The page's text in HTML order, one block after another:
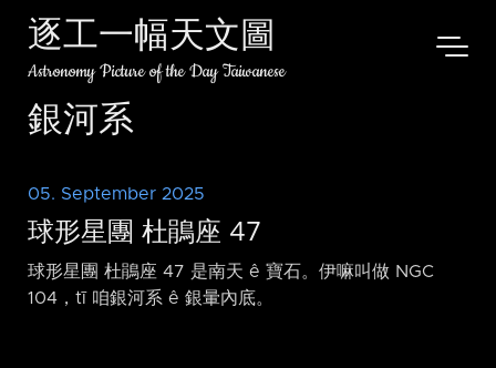
逐工一幅天文圖
Astronomy Picture of the Day Taiwanese
銀河系
05. September 2025
球形星團 杜鵑座 47
球形星團 杜鵑座 47 是南天 ê 寶石。伊嘛叫做 NGC
104，tī 咱銀河系 ê 銀暈內底。